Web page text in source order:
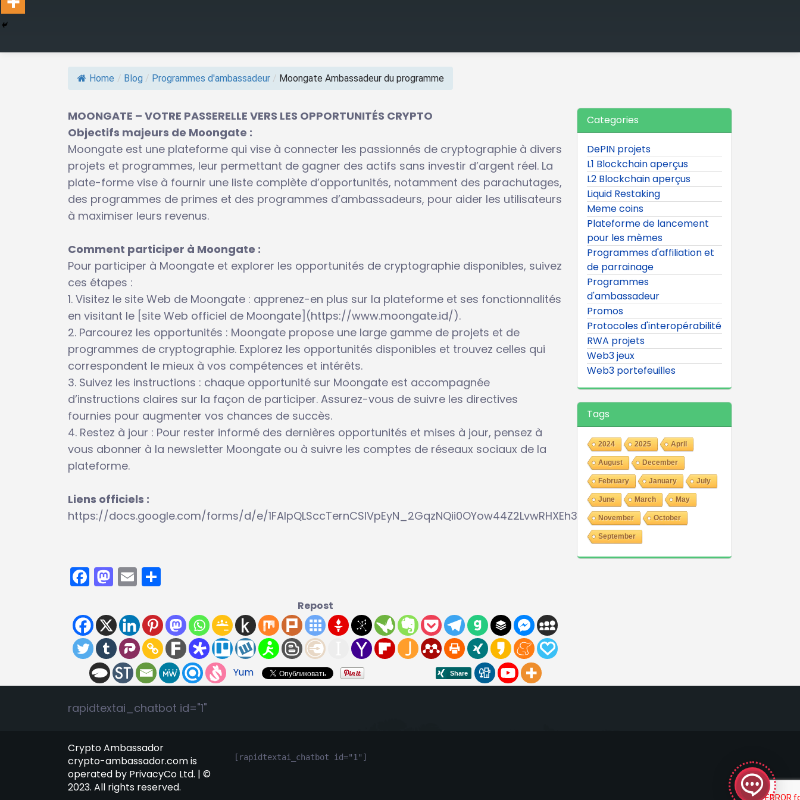
Home / Blog / Programmes d'ambassadeur / Moongate Ambassadeur du programme
MOONGATE – VOTRE PASSERELLE VERS LES OPPORTUNITÉS CRYPTO
Objectifs majeurs de Moongate :
Moongate est une plateforme qui vise à connecter les passionnés de cryptographie à divers
projets et programmes, leur permettant de gagner des actifs sans investir d’argent réel. La
plate-forme vise à fournir une liste complète d’opportunités, notamment des parachutages,
des programmes de primes et des programmes d’ambassadeurs, pour aider les utilisateurs
à maximiser leurs revenus.
Comment participer à Moongate :
Pour participer à Moongate et explorer les opportunités de cryptographie disponibles, suivez
ces étapes :
1. Visitez le site Web de Moongate : apprenez-en plus sur la plateforme et ses fonctionnalités
en visitant le [site Web officiel de Moongate](https://www.moongate.id/).
2. Parcourez les opportunités : Moongate propose une large gamme de projets et de
programmes de cryptographie. Explorez les opportunités disponibles et trouvez celles qui
correspondent le mieux à vos compétences et intérêts.
3. Suivez les instructions : chaque opportunité sur Moongate est accompagnée
d’instructions claires sur la façon de participer. Assurez-vous de suivre les directives
fournies pour augmenter vos chances de succès.
4. Restez à jour : Pour rester informé des dernières opportunités et mises à jour, pensez à
vous abonner à la newsletter Moongate ou à suivre les comptes de réseaux sociaux de la
plateforme.
Liens officiels :
https://docs.google.com/forms/d/e/1FAIpQLSccTernCSIVpEyN_2GqzNQii0OYow44Z2LvwRHXEh35i0EvZA/viewform
Facebook
Mastodon
Email
Repost
Yum
Categories
DePIN projets
L1 Blockchain aperçus
L2 Blockchain aperçus
Liquid Restaking
Meme coins
Plateforme de lancement
pour les mèmes
Programmes d'affiliation et
de parrainage
Programmes
d'ambassadeur
Promos
Protocoles d'interopérabilité
RWA projets
Web3 jeux
Web3 portefeuilles
Tags
2024 2025 April
August December
February January July
June March May
November October
September
rapidtextai_chatbot id="1"
Crypto Ambassador
crypto-ambassador.com is
operated by PrivacyCo Ltd. | ©
2023. All rights reserved.
[rapidtextai_chatbot id="1"]